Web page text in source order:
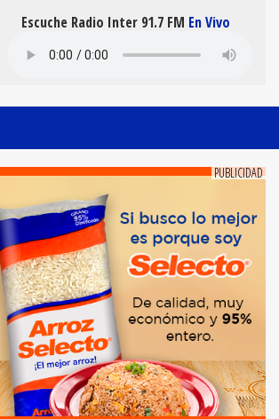
Escuche Radio Inter 91.7 FM En Vivo